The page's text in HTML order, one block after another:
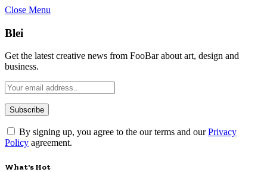
Close Menu
Blei
Get the latest creative news from FooBar about art, design and
business.
By signing up, you agree to the our terms and ourPrivacy
Policy agreement.
What's Hot